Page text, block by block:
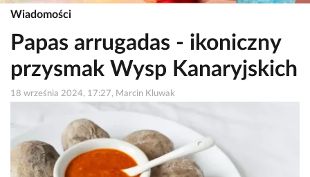
Wiadomości
Papas arrugadas - ikoniczny
przysmak Wysp Kanaryjskich
18 września 2024, 17:27, Marcin Kluwak